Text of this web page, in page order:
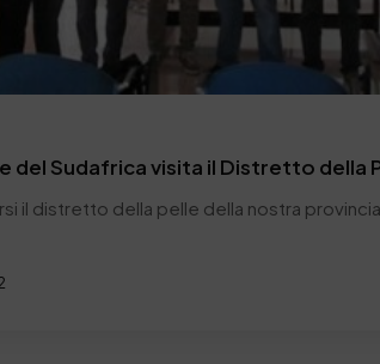
del Sudafrica visita il Distretto della
il distretto della pelle della nostra